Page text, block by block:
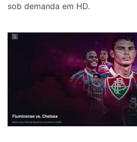
sob demanda em HD.